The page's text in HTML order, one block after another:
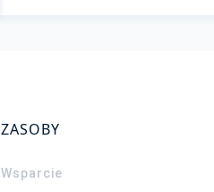
ZASOBY
Wsparcie